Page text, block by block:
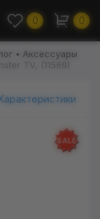
0 0
Аксессуары
TV, (11569)
SALE